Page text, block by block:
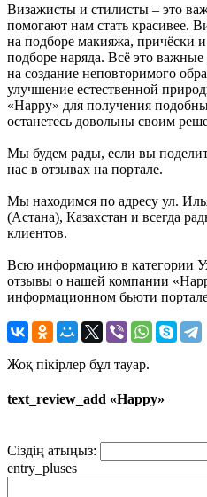
Визажисты и стилисты – это
помогают нам стать красивее.
на подборе макияжа, причёски
подборе наряда. Всё это
на создание неповторимого
улучшение естественной
«Happy» для получения
останетесь довольны своим
Мы будем рады, если вы
нас в отзывах на портале.
Мы находимся по адресу ул.
(Астана), Казахстан и всегда
клиентов.
Всю информацию в категории
отзывы о нашей компании
информационном бьюти портале
Жоқ пікірлер бұл тауар.
text_review_add «Happy»
Сіздің атыңыз:
entry_pluses